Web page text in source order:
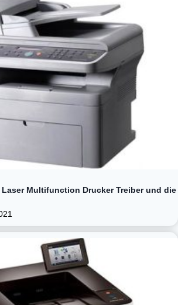
Laser Multifunction Drucker Treiber und die